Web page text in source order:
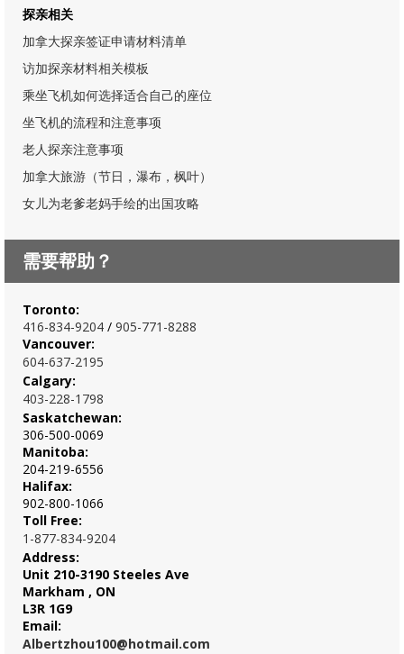
探亲相关
加拿大探亲签证申请材料清单
访加探亲材料相关模板
乘坐飞机如何选择适合自己的座位
坐飞机的流程和注意事项
老人探亲注意事项
加拿大旅游（节日，瀑布，枫叶）
女儿为老爹老妈手绘的出国攻略
需要帮助？
Toronto:
416-834-9204 / 905-771-8288
Vancouver:
604-637-2195
Calgary:
403-228-1798
Saskatchewan:
306-500-0069
Manitoba:
204-219-6556
Halifax:
902-800-1066
Toll Free:
1-877-834-9204
Address:
Unit 210-3190 Steeles Ave
Markham , ON
L3R 1G9
Email:
Albertzhou100@hotmail.com